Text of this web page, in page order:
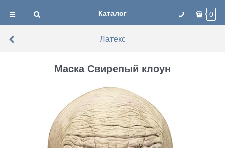
Каталог 0
Латекс
Маска Свирепый клоун